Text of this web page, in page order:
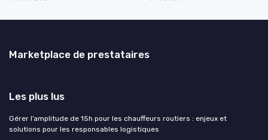
Marketplace de prestataires
Les plus lus
Gérer l’amplitude de 15h pour les chauffeurs routiers : enjeux et
solutions pour les responsables logistiques